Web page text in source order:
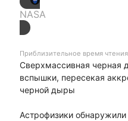
NASA
Приблизительное время
Сверхмассивная
вспышки, пересекая
черной дыры
Астрофизики